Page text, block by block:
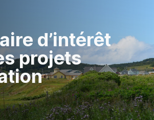
d’intérêt
projets